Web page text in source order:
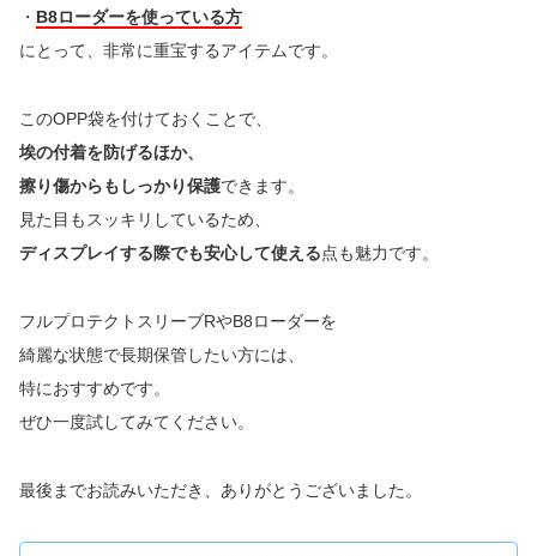
・ B8ローダーを使っている方
にとって、非常に重宝するアイテムです。
このOPP袋を付けておくことで、
埃の付着を防げるほか、
擦り傷からもしっかり保護できます。
見た目もスッキリしているため、
ディスプレイする際でも安心して使える点も魅力です。
フルプロテクトスリーブRやB8ローダーを
綺麗な状態で長期保管したい方には、
特におすすめです。
ぜひ一度試してみてください。
最後までお読みいただき、ありがとうございました。